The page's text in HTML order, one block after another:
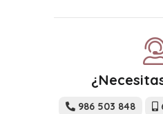
986 503 848